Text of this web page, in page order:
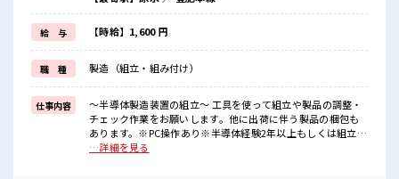
就業先ではチケット制の社員食堂が利用できます♪
通勤はマイカーOK◎無料駐車場完備！
【無期雇用派遣】
◎当社と期間制限のない雇用契約を結んだ上で、
派遣先で働けます◎
■最短即日入社決定！
条件があえば応募のその日に入社決定もできる！
■職場の雰囲気
給 与 【時給】1,600 円
職 種 製造（組立・組み付け）
仕事内容
～半導体製造装置の組立～ 工具を使って組立や製品の調整・
チェック作業をお願いします。他に出荷に伴う製品の梱包も
あります。※PC操作あり※半導体経験2年以上もしくは組立経
験1年以上ある方 ■お仕事PR 製造経験のある方必見！ 作業を
…詳細を見る